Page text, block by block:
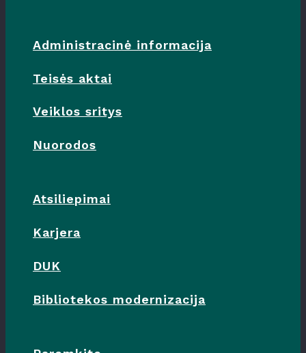
Administracinė informacija
Teisės aktai
Veiklos sritys
Nuorodos
Atsiliepimai
Karjera
DUK
Bibliotekos modernizacija